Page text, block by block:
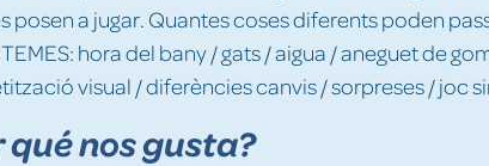
posen a jugar. Quantes coses diferents poden
hora del bany / gats / aigua / aneguet de
visual / diferències canvis / sorpreses / joc
qué nos gusta?